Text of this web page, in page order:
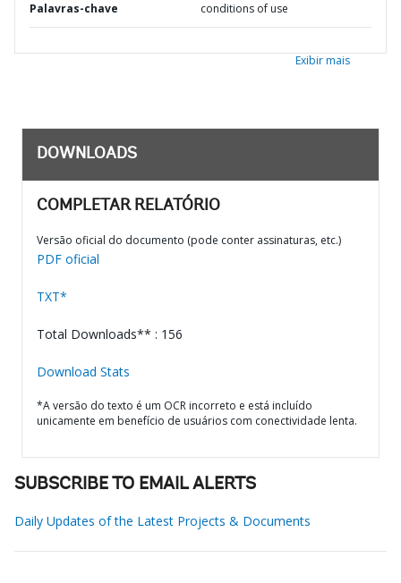
Palavras-chave conditions of use
Exibir mais
DOWNLOADS
COMPLETAR RELATÓRIO
Versão oficial do documento (pode conter assinaturas, etc.)
PDF oficial
TXT*
Total Downloads** : 156
Download Stats
*A versão do texto é um OCR incorreto e está incluído
unicamente em benefício de usuários com conectividade lenta.
SUBSCRIBE TO EMAIL ALERTS
Daily Updates of the Latest Projects & Documents